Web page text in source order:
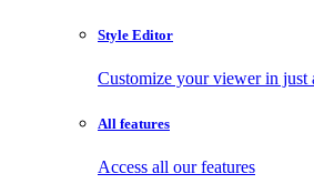
Style Editor
Customize your viewer in just
All features
Access all our features